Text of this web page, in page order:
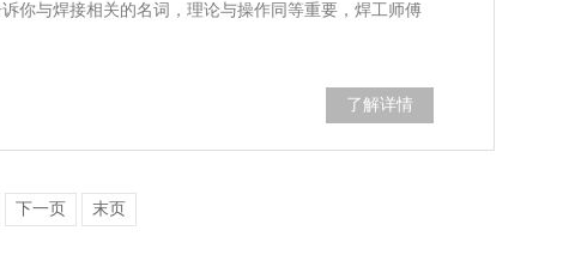
你与焊接相关的名词，理论与操作同等重要，焊工师傅
了解详情
下一页 末页